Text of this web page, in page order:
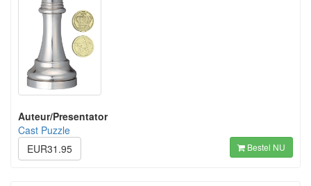
Auteur/Presentator
Cast Puzzle
EUR31.95
Bestel NU